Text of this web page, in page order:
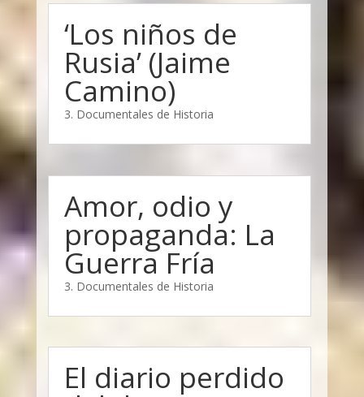
‘Los niños de
Rusia’ (Jaime
Camino)
3. Documentales de Historia
Amor, odio y
propaganda: La
Guerra Fría
3. Documentales de Historia
El diario perdido